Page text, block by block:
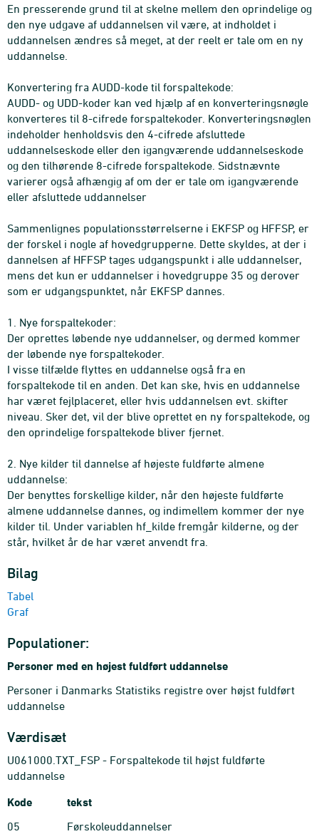
En presserende grund til at skelne mellem den oprindelige og
den nye udgave af uddannelsen vil være, at indholdet i
uddannelsen ændres så meget, at der reelt er tale om en ny
uddannelse.
Konvertering fra AUDD-kode til forspaltekode:
AUDD- og UDD-koder kan ved hjælp af en konverteringsnøgle
konverteres til 8-cifrede forspaltekoder. Konverteringsnøglen
indeholder henholdsvis den 4-cifrede afsluttede
uddannelseskode eller den igangværende uddannelseskode
og den tilhørende 8-cifrede forspaltekode. Sidstnævnte
varierer også afhængig af om der er tale om igangværende
eller afsluttede uddannelser
Sammenlignes populationsstørrelserne i EKFSP og HFFSP, er
der forskel i nogle af hovedgrupperne. Dette skyldes, at der i
dannelsen af HFFSP tages udgangspunkt i alle uddannelser,
mens det kun er uddannelser i hovedgruppe 35 og derover
som er udgangspunktet, når EKFSP dannes.
1. Nye forspaltekoder:
Der oprettes løbende nye uddannelser, og dermed kommer
der løbende nye forspaltekoder.
I visse tilfælde flyttes en uddannelse også fra en
forspaltekode til en anden. Det kan ske, hvis en uddannelse
har været fejlplaceret, eller hvis uddannelsen evt. skifter
niveau. Sker det, vil der blive oprettet en ny forspaltekode, og
den oprindelige forspaltekode bliver fjernet.
2. Nye kilder til dannelse af højeste fuldførte almene
uddannelse:
Der benyttes forskellige kilder, når den højeste fuldførte
almene uddannelse dannes, og indimellem kommer der nye
kilder til. Under variablen hf_kilde fremgår kilderne, og der
står, hvilket år de har været anvendt fra.
Bilag
Tabel
Graf
Populationer:
Personer med en højest fuldført uddannelse
Personer i Danmarks Statistiks registre over højst fuldført
uddannelse
Værdisæt
U061000.TXT_FSP - Forspaltekode til højst fuldførte
uddannelse
Kode tekst
05
Førskoleuddannelser